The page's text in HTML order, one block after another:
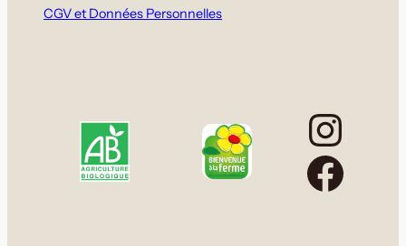
CGV et Données Personnelles